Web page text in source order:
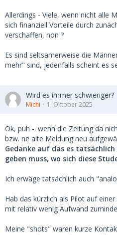
Allerdings - Viele, wenn nicht alle
sich finanziell Vorteile durch
verschaffen, non ?
Es sind seltsamerweise die
mehr" sind, jedenfalls scheint es
Wird es immer schwieriger?
Michi 1. Oktober 2025
Ok, puh -. wenn die Zeitung da
bzw. ne alte Meldung neu
Gedanke auf das es
geben muss, wo sich diese
Ich erwäge tatsächlich auch
Hab das kürzlich als Pilot auf
mit relativ wenig Aufwand
Meine "shots" waren kurze